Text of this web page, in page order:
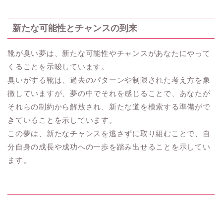
新たな可能性とチャンスの到来
靴が臭い夢は、新たな可能性やチャンスがあなたにやって
くることを示唆しています。
臭いがする靴は、過去のパターンや制限された考え方を象
徴していますが、夢の中でそれを感じることで、あなたが
それらの制約から解放され、新たな道を模索する準備がで
きていることを示しています。
この夢は、新たなチャンスを逃さずに取り組むことで、自
分自身の成長や成功への一歩を踏み出せることを示してい
ます。